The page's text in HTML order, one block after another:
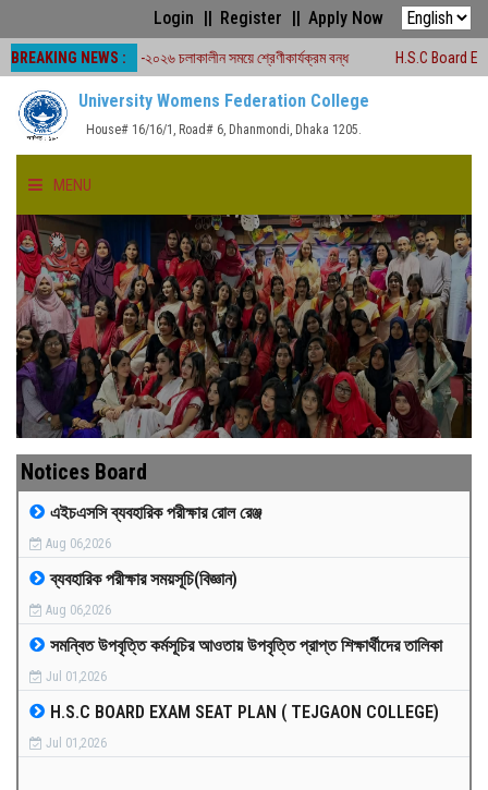
Login Register Apply Now
BREAKING NEWS :
পরীক্ষা -২০২৬ চলাকালীন সময়ে শ্রেণীকার্যক্রম বন্ধ H.S.C Board Exam Seat
University Womens Federation College
House# 16/16/1, Road# 6, Dhanmondi, Dhaka 1205.
MENU
HOME
ABOUT US
FACULTIES
ACADEMICS
GALLERY
MEDIA
PAYMENT
CO-CURRICULUM
RESULTS
Notices Board
এইচএসসি ব্যবহারিক পরীক্ষার রোল রেঞ্জ
Aug 06,2026
ব্যবহারিক পরীক্ষার সময়সূচি(বিজ্ঞান)
Aug 06,2026
সমন্বিত উপবৃত্তি কর্মসূচির আওতায় উপবৃত্তি প্রাপ্ত শিক্ষার্থীদের তালিকা
Jul 01,2026
H.S.C BOARD EXAM SEAT PLAN ( TEJGAON COLLEGE)
Jul 01,2026